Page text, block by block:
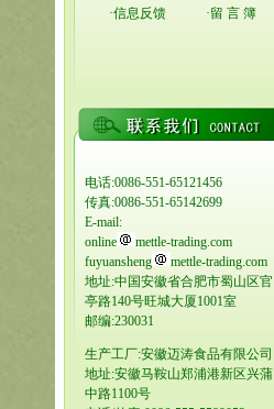
·信息反馈 ·留 言 簿
电话:0086-551-65121456
传真:0086-551-65142699
E-mail:
online
mettle-trading.com
fuyuansheng
mettle-trading.com
地址:中国安徽省合肥市蜀山区官
亭路140号旺城大厦1001室
邮编:230031
生产工厂:安徽迈涛食品有限公司
地址:安徽马鞍山郑浦港新区兴蒲
中路1100号